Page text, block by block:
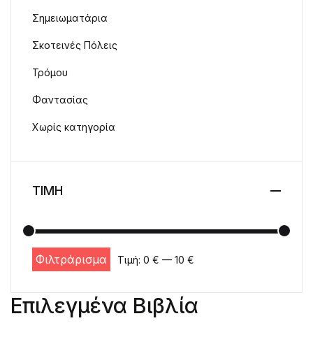
Επιλεγμένα Βιβλία
Σημειωματάρια
Σκοτεινές Πόλεις
Τρόμου
Φαντασίας
Χωρίς κατηγορία
ΤΙΜΗ
Ελάχιστη τιμή
Μέγιστη τιμή
Φιλτράρισμα Τιμή: 0 € — 10 €